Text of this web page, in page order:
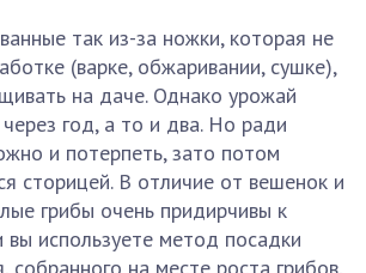
так из-за ножки, которая не
(варке, обжаривании, сушке),
на даче. Однако урожай
год, а то и два. Но ради
и потерпеть, зато потом
сторицей. В отличие от вешенок и
грибы очень придирчивы к
вы используете метод посадки